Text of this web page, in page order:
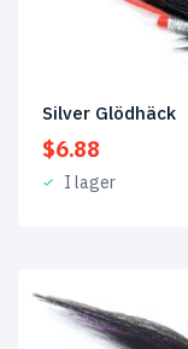
Silver Glödhäck
$6.88
I lager